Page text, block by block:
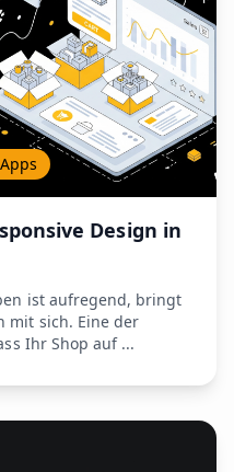
Design in
ist aufregend, bringt
mit sich. Eine der
Ihr Shop auf ...